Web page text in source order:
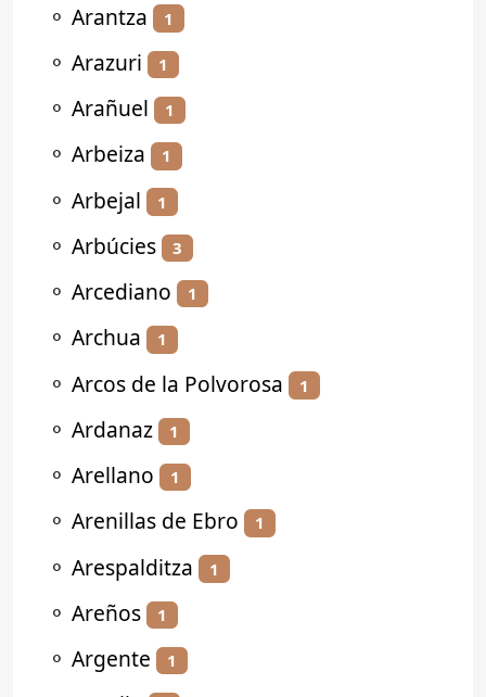
⚬ Arantza 1
⚬ Arazuri 1
⚬ Arañuel 1
⚬ Arbeiza 1
⚬ Arbejal 1
⚬ Arbúcies 3
⚬ Arcediano 1
⚬ Archua 1
⚬ Arcos de la Polvorosa 1
⚬ Ardanaz 1
⚬ Arellano 1
⚬ Arenillas de Ebro 1
⚬ Arespalditza 1
⚬ Areños 1
⚬ Argente 1